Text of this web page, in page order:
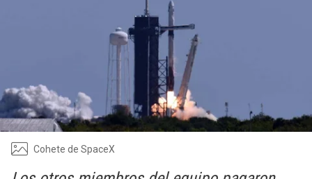
Cohete de SpaceX